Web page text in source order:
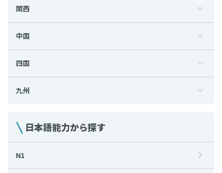
関西
中国
四国
九州
日本語能力から探す
N1